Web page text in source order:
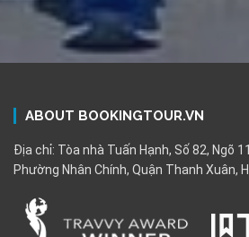
ABOUT BOOKINGTOUR.VN
Địa chỉ: Tòa nhà Tuấn Hạnh, Số 82, Ngõ
Phường Nhân Chính, Quận Thanh Xuân,